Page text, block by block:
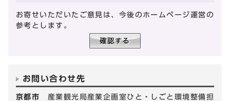
お寄せいただいたご意見は、今後のホームページ運営の
参考とします。
お問い合わせ先
京都市 産業観光局産業企画室ひと・しごと環境整備担